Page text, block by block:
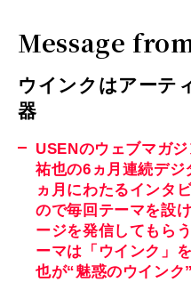
Message
ウインクはアーテ
器
USENのウェブマガ
祐也の6ヵ月連続デジ
ヵ月にわたるインタ
ので毎回テーマを設
ージを発信してもら
ーマは「ウインク」
也が“魅惑のウインク